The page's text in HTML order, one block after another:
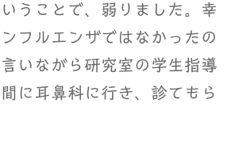
うことで、弱りました。幸
フルエンザではなかったの
いながら研究室の学生指導
に耳鼻科に行き、診てもら